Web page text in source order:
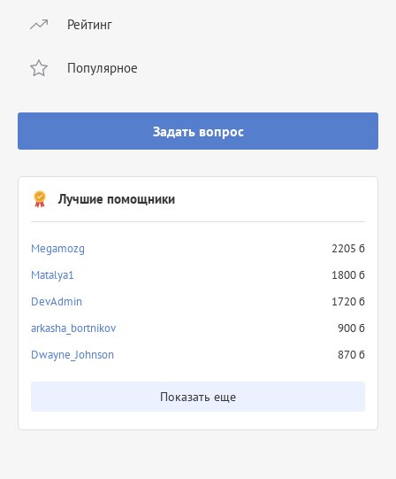
Рейтинг
Популярное
Задать вопрос
Лучшие помощники
Megamozg
2205 б
Matalya1
1800 б
DevAdmin
1720 б
arkasha_bortnikov
900 б
Dwayne_Johnson
870 б
Показать еще